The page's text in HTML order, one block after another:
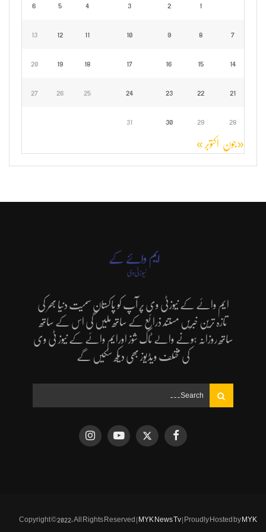
1
2
3
4
5
6
7
8
9
10
11
12
13
14
15
16
17
18
19
20
21
22
23
24
25
26
27
28
29
30
31
« جون اکتوبر »
ایم وائے کے نیوزٹی وی پر آپ کو پاکستان سمیت دنیا بھر کی
تازہ ترین خبریں مستند ذرائع کے ساتھ ملیں گی اس کے ساتھ
ساتھ روزانہ ہونے والے ٹاک شوز اورایم وائے کے نیوز ٹی وی
کی مختلف ویڈیوز بھی دیکھ سکیں گے
Copyright © 2022, All Rights Reserved | MYK News Tv | Proudly Hosted by MYK